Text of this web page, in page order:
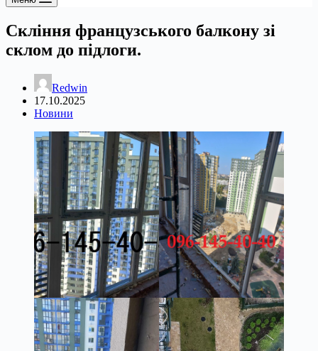
Скління французського балкону зі
склом до підлоги.
Redwin
17.10.2025
Новини